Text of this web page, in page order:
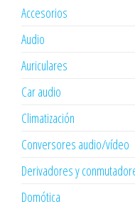
Accesorios
Audio
Auriculares
Car audio
Climatización
Conversores audio/vídeo
Derivadores y
Domótica